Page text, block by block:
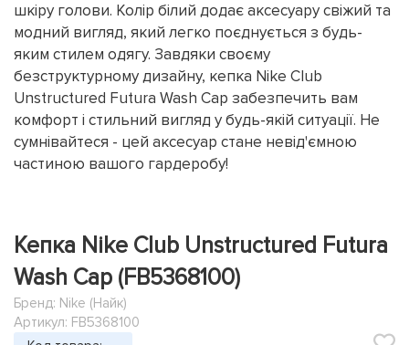
шкіру голови. Колір білий додає аксесуару свіжий та
модний вигляд, який легко поєднується з будь-
яким стилем одягу. Завдяки своєму
безструктурному дизайну, кепка Nike Club
Unstructured Futura Wash Cap забезпечить вам
комфорт і стильний вигляд у будь-якій ситуації. Не
сумнівайтеся - цей аксесуар стане невід'ємною
частиною вашого гардеробу!
Кепка Nike Club Unstructured Futura
Wash Cap (FB5368100)
Бренд: Nike (Найк)
Артикул: FB5368100